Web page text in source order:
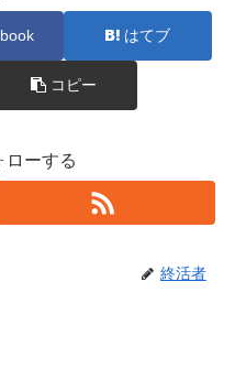
はてブ
コピー
ローする
終活者